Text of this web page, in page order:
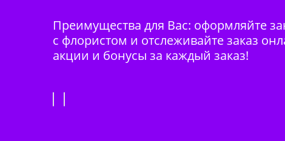
Преимущества для Вас: оформляйте
с флористом и отслеживайте заказ
акции и бонусы за каждый заказ!